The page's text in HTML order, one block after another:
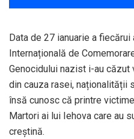
Data de 27 ianuarie a fiecărui
Internațională de
Genocidului nazist i-au
din cauza rasei, naționalității
însă cunosc că printre
Martori ai lui Iehova care au
creștină.